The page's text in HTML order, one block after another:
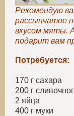
Рекомендую
рассыпчатое
вкусом мяты.
подарит вам
Потребуется:
170 г сахара
200 г
2 яйца
400 г муки